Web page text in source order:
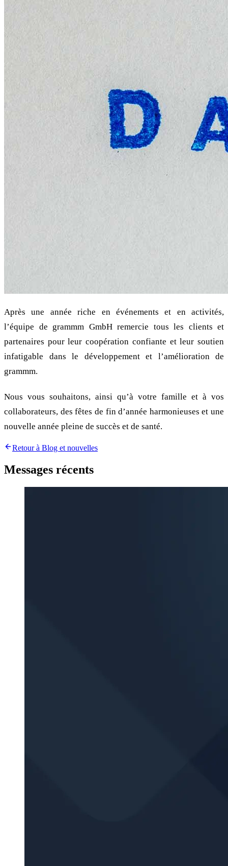
Après une année riche en événements et en activités,
l’équipe de grammm GmbH remercie tous les clients et
partenaires pour leur coopération confiante et leur soutien
infatigable dans le développement et l’amélioration de
grammm.
Nous vous souhaitons, ainsi qu’à votre famille et à vos
collaborateurs, des fêtes de fin d’année harmonieuses et une
nouvelle année pleine de succès et de santé.
Retour à Blog et nouvelles
Messages récents